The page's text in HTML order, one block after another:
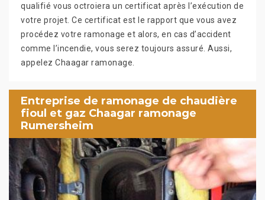
qualifié vous octroiera un certificat après l’exécution de
votre projet. Ce certificat est le rapport que vous avez
procédez votre ramonage et alors, en cas d’accident
comme l’incendie, vous serez toujours assuré. Aussi,
appelez Chaagar ramonage.
Entreprise de ramonage de chaudière
fioul et gaz Chaagar ramonage
Rumersheim